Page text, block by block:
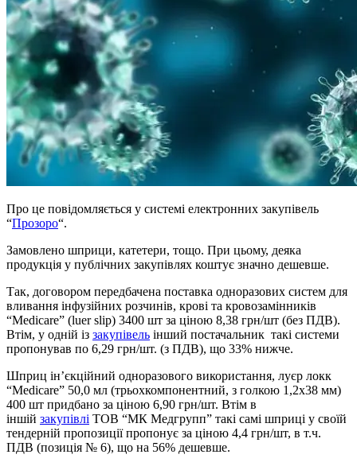
Про це повідомляється у системі електронних закупівель
“Прозоро“.
Замовлено шприци, катетери, тощо. При цьому, деяка
продукція у публічних закупівлях коштує значно дешевше.
Так, договором передбачена поставка одноразових систем для
вливання інфузійних розчинів, крові та кровозамінників
“Medicare” (luer slip) 3400 шт за ціною 8,38 грн/шт (без ПДВ).
Втім, у одній із закупівель інший постачальник такі системи
пропонував по 6,29 грн/шт. (з ПДВ), що 33% нижче.
Шприц ін’єкційний одноразового використання, луєр локк
“Medicare” 50,0 мл (трьохкомпонентний, з голкою 1,2х38 мм)
400 шт придбано за ціною 6,90 грн/шт. Втім в
іншій закупівлі ТОВ “МК Медгрупп” такі самі шприці у своїй
тендерній пропозиції пропонує за ціною 4,4 грн/шт, в т.ч.
ПДВ (позиція № 6), що на 56% дешевше.